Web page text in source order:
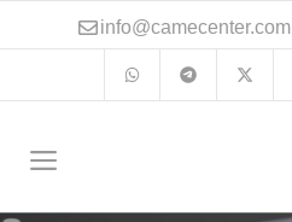
info@camecenter.com